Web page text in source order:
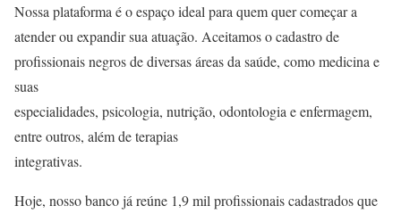
Nossa plataforma é o espaço ideal para quem quer começar a
atender ou expandir sua atuação. Aceitamos o cadastro de
profissionais negros de diversas áreas da saúde, como medicina e
suas
especialidades, psicologia, nutrição, odontologia e enfermagem,
entre outros, além de terapias
integrativas.
Hoje, nosso banco já reúne 1,9 mil profissionais cadastrados que